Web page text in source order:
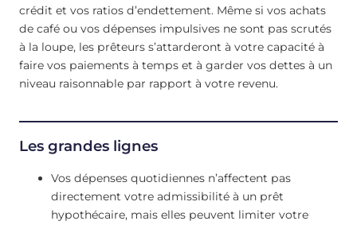
crédit et vos ratios d’endettement. Même si vos achats
de café ou vos dépenses impulsives ne sont pas scrutés
à la loupe, les prêteurs s’attarderont à votre capacité à
faire vos paiements à temps et à garder vos dettes à un
niveau raisonnable par rapport à votre revenu.
Les grandes lignes
Vos dépenses quotidiennes n’affectent pas
directement votre admissibilité à un prêt
hypothécaire, mais elles peuvent limiter votre